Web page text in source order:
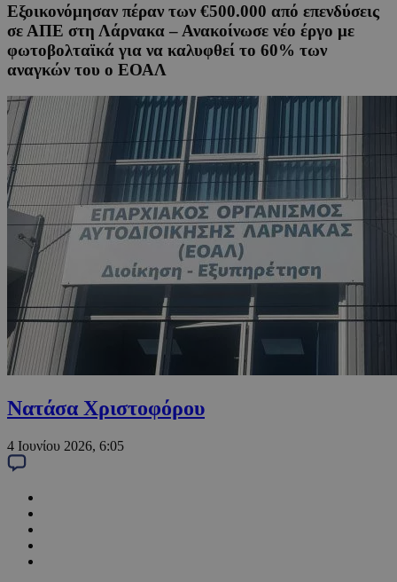
Εξοικονόμησαν πέραν των €500.000 από επενδύσεις
σε ΑΠΕ στη Λάρνακα – Ανακοίνωσε νέο έργο με
φωτοβολταϊκά για να καλυφθεί το 60% των
αναγκών του ο ΕΟΑΛ
Νατάσα Χριστοφόρου
4 Ιουνίου 2026, 6:05